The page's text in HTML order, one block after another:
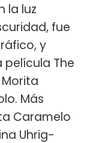
la luz
fue
y
The
Más
Caramelo
Uhrig-